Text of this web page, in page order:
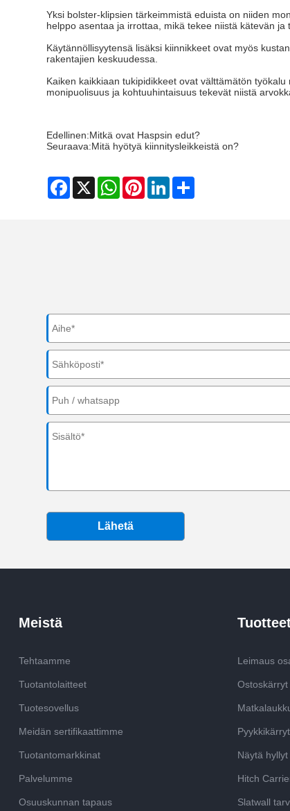
Yksi bolster-klipsien tärkeimmistä eduista on niiden
helppo asentaa ja irrottaa, mikä tekee niistä kätevän ja
Käytännöllisyytensä lisäksi kiinnikkeet ovat myös
rakentajien keskuudessa.
Kaiken kaikkiaan tukipidikkeet ovat välttämätön
monipuolisuus ja kohtuuhintaisuus tekevät niistä
Edellinen:Mitkä ovat Haspsin edut?
Seuraava:Mitä hyötyä kiinnitysleikkeistä on?
Facebook
X WhatsAppPinterestLinkedIn
Lähetä
Meistä
Tehtaamme
Tuotantolaitteet
Tuotesovellus
Meidän sertifikaattimme
Tuotantomarkkinat
Palvelumme
Osuuskunnan tapaus
Leimaus
Ostoskärryt
Pyykkikärryt
Näytä hyllyt
Hitch
Slatwall